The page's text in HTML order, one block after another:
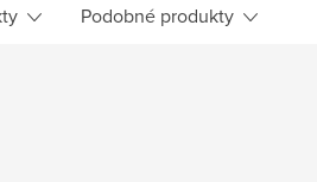
Podobné produkty